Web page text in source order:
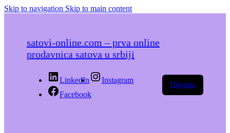
Skip to navigation Skip to main content
satovi-online.com – prva online
prodavnica satova u srbiji
LinkedIn
Instagram
Facebook
Пријава